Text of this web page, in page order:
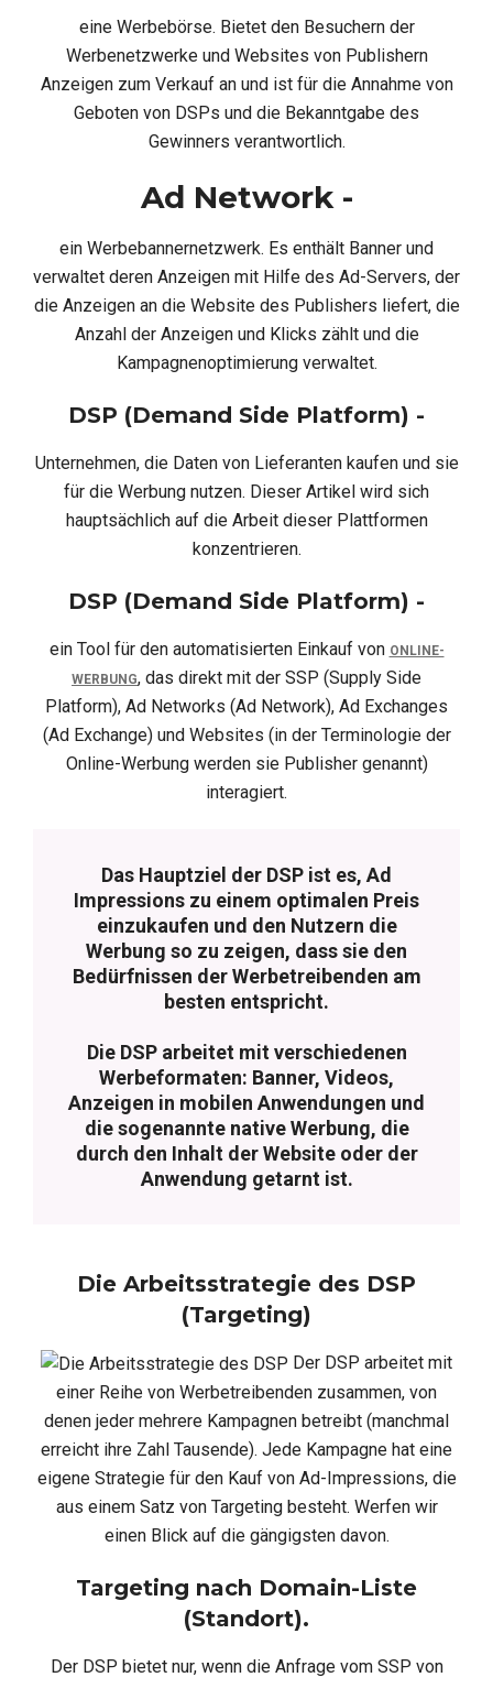
eine Werbebörse. Bietet den Besuchern der
Werbenetzwerke und Websites von Publishern
Anzeigen zum Verkauf an und ist für die Annahme von
Geboten von DSPs und die Bekanntgabe des
Gewinners verantwortlich.
Ad Network -
ein Werbebannernetzwerk. Es enthält Banner und
verwaltet deren Anzeigen mit Hilfe des Ad-Servers, der
die Anzeigen an die Website des Publishers liefert, die
Anzahl der Anzeigen und Klicks zählt und die
Kampagnenoptimierung verwaltet.
DSP (Demand Side Platform) -
Unternehmen, die Daten von Lieferanten kaufen und sie
für die Werbung nutzen. Dieser Artikel wird sich
hauptsächlich auf die Arbeit dieser Plattformen
konzentrieren.
DSP (Demand Side Platform) -
ein Tool für den automatisierten Einkauf von ONLINE-
WERBUNG, das direkt mit der SSP (Supply Side
Platform), Ad Networks (Ad Network), Ad Exchanges
(Ad Exchange) und Websites (in der Terminologie der
Online-Werbung werden sie Publisher genannt)
interagiert.
Das Hauptziel der DSP ist es, Ad
Impressions zu einem optimalen Preis
einzukaufen und den Nutzern die
Werbung so zu zeigen, dass sie den
Bedürfnissen der Werbetreibenden am
besten entspricht.
Die DSP arbeitet mit verschiedenen
Werbeformaten: Banner, Videos,
Anzeigen in mobilen Anwendungen und
die sogenannte native Werbung, die
durch den Inhalt der Website oder der
Anwendung getarnt ist.
Die Arbeitsstrategie des DSP
(Targeting)
Der DSP arbeitet mit
einer Reihe von Werbetreibenden zusammen, von
denen jeder mehrere Kampagnen betreibt (manchmal
erreicht ihre Zahl Tausende). Jede Kampagne hat eine
eigene Strategie für den Kauf von Ad-Impressions, die
aus einem Satz von Targeting besteht. Werfen wir
einen Blick auf die gängigsten davon.
Targeting nach Domain-Liste
(Standort).
Der DSP bietet nur, wenn die Anfrage vom SSP von